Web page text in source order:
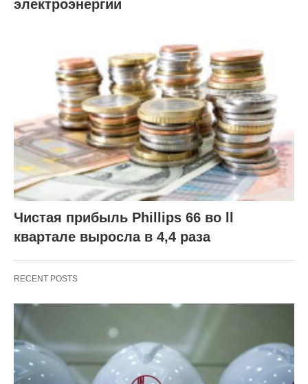
электроэнергии
Чистая прибыль Phillips 66 во ll
квартале выросла в 4,4 раза
RECENT POSTS